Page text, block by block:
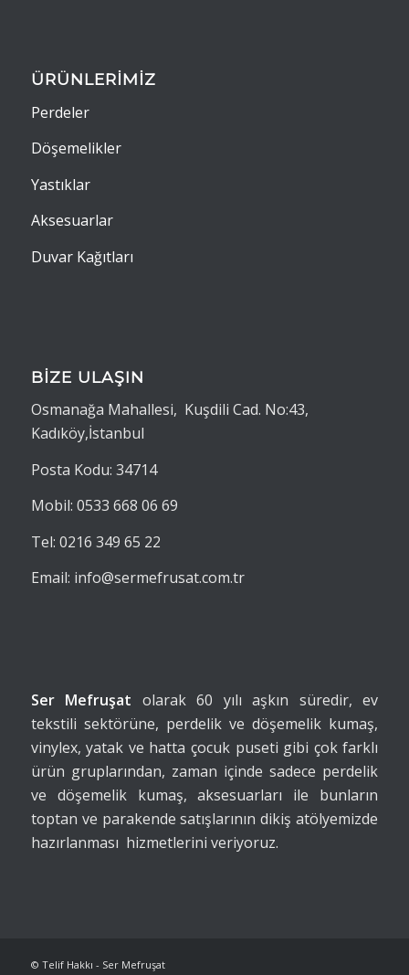
ÜRÜNLERİMİZ
Perdeler
Döşemelikler
Yastıklar
Aksesuarlar
Duvar Kağıtları
BİZE ULAŞIN
Osmanağa Mahallesi, Kuşdili Cad. No:43,
Kadıköy,İstanbul
Posta Kodu: 34714
Mobil: 0533 668 06 69
Tel: 0216 349 65 22
Email: info@sermefrusat.com.tr
Ser Mefruşat olarak 60 yılı aşkın süredir, ev
tekstili sektörüne, perdelik ve döşemelik kumaş,
vinylex, yatak ve hatta çocuk puseti gibi çok farklı
ürün gruplarından, zaman içinde sadece perdelik
ve döşemelik kumaş, aksesuarları ile bunların
toptan ve parakende satışlarının dikiş atölyemizde
hazırlanması hizmetlerini veriyoruz.
© Telif Hakkı - Ser Mefruşat